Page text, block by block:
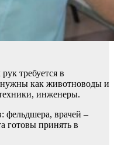
требуется в
нужны как животноводы и
инженеры.
фельдшера, врачей –
готовы принять в